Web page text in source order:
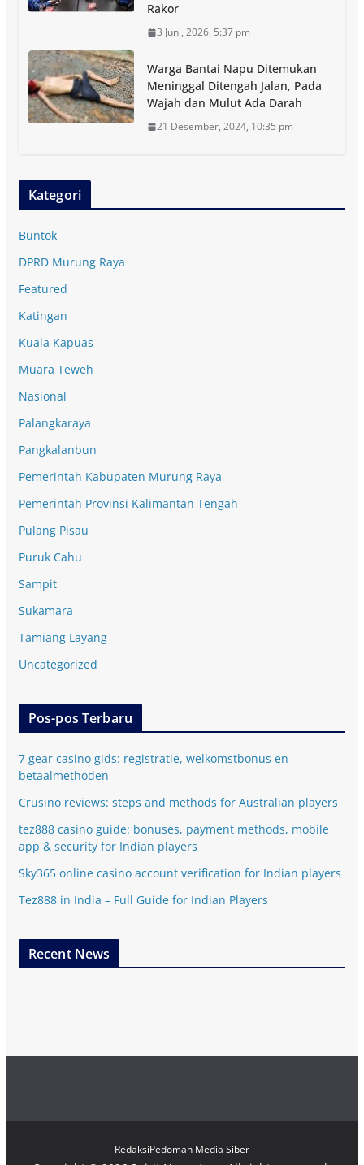
Rakor
3 Juni, 2026, 5:37 pm
Warga Bantai Napu Ditemukan
Meninggal Ditengah Jalan, Pada
Wajah dan Mulut Ada Darah
21 Desember, 2024, 10:35 pm
Kategori
Buntok
DPRD Murung Raya
Featured
Katingan
Kuala Kapuas
Muara Teweh
Nasional
Palangkaraya
Pangkalanbun
Pemerintah Kabupaten Murung Raya
Pemerintah Provinsi Kalimantan Tengah
Pulang Pisau
Puruk Cahu
Sampit
Sukamara
Tamiang Layang
Uncategorized
Pos-pos Terbaru
7 gear casino gids: registratie, welkomstbonus en
betaalmethoden
Crusino reviews: steps and methods for Australian players
tez888 casino guide: bonuses, payment methods, mobile
app & security for Indian players
Sky365 online casino account verification for Indian players
Tez888 in India – Full Guide for Indian Players
Recent News
RedaksiPedoman Media Siber